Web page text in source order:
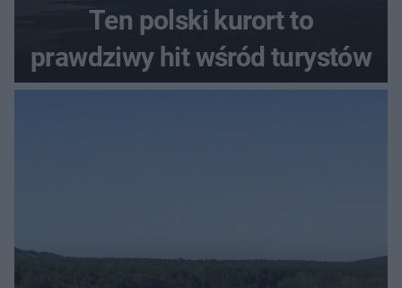
Ten polski kurort to
prawdziwy hit wśród turystów